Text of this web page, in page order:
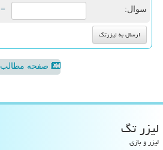
سوال: = ۱ بعلاوه ۵
صفحه مطالب
لیزر تگ
لیزر و بازی